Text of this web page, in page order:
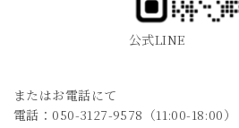
公式LINE
またはお電話にて
電話：050-3127-9578（11:00-18:00）